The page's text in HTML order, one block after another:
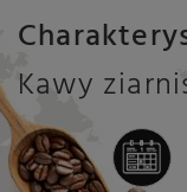
Kawy